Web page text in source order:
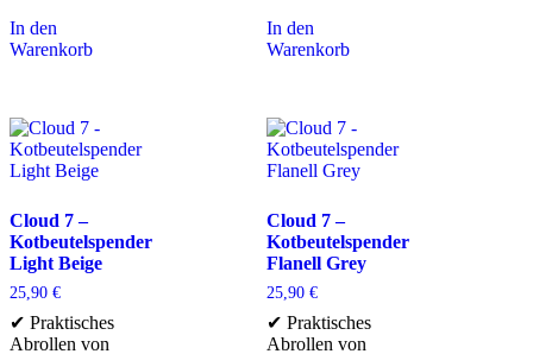
In den
Warenkorb
In den
Warenkorb
Cloud 7 –
Kotbeutelspender
Light Beige
25,90 €
✔ Praktisches
Abrollen von
Cloud 7 –
Kotbeutelspender
Flanell Grey
25,90 €
✔ Praktisches
Abrollen von